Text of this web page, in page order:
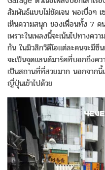
สัมพันธ์แบบไม่ชัดเจน พอเบื่อๆ เ
เห็นความสนุก ของเพื่อนทั้ง 7
เพราะในเพลงนี้จะเน้นไปทางค
กัน ในมิวสิกวิดีโอแต่ละคนจะมีซี
จะเป็นจุดแลนด์มาร์คที่บอกถึงค
เป็นสถานที่ที่สวยมาก นอกจากนี้
ญี่ปุ่นเข้าไปด้วย